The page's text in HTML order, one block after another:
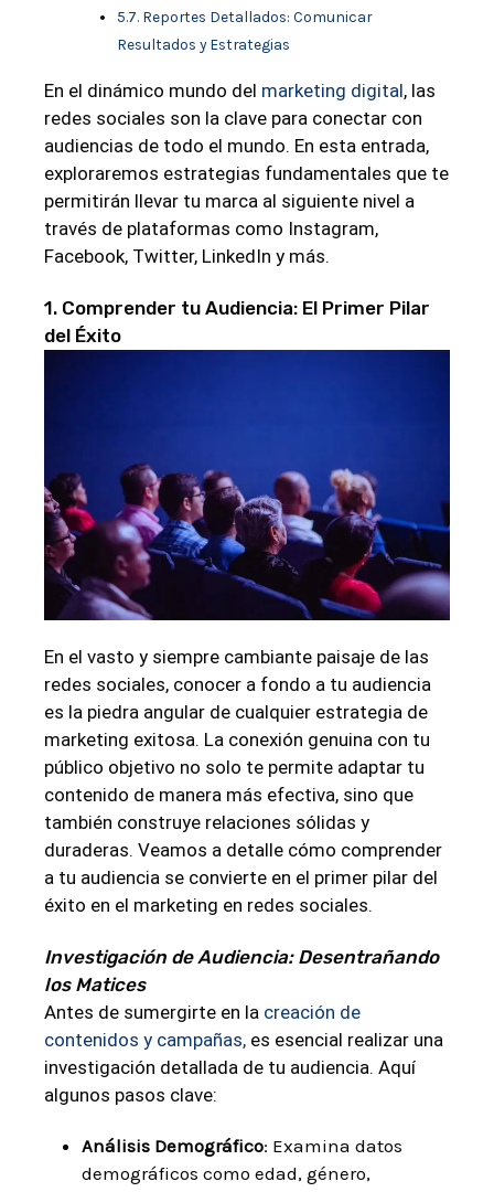
Reportes Detallados: Comunicar
Resultados y Estrategias
En el dinámico mundo del marketing digital, las
redes sociales son la clave para conectar con
audiencias de todo el mundo. En esta entrada,
exploraremos estrategias fundamentales que te
permitirán llevar tu marca al siguiente nivel a
través de plataformas como Instagram,
Facebook, Twitter, LinkedIn y más.
1. Comprender tu Audiencia: El Primer Pilar
del Éxito
En el vasto y siempre cambiante paisaje de las
redes sociales, conocer a fondo a tu audiencia
es la piedra angular de cualquier estrategia de
marketing exitosa. La conexión genuina con tu
público objetivo no solo te permite adaptar tu
contenido de manera más efectiva, sino que
también construye relaciones sólidas y
duraderas. Veamos a detalle cómo comprender
a tu audiencia se convierte en el primer pilar del
éxito en el marketing en redes sociales.
Investigación de Audiencia: Desentrañando
los Matices
Antes de sumergirte en la creación de
contenidos y campañas, es esencial realizar una
investigación detallada de tu audiencia. Aquí
algunos pasos clave:
Análisis Demográfico: Examina datos
demográficos como edad, género,